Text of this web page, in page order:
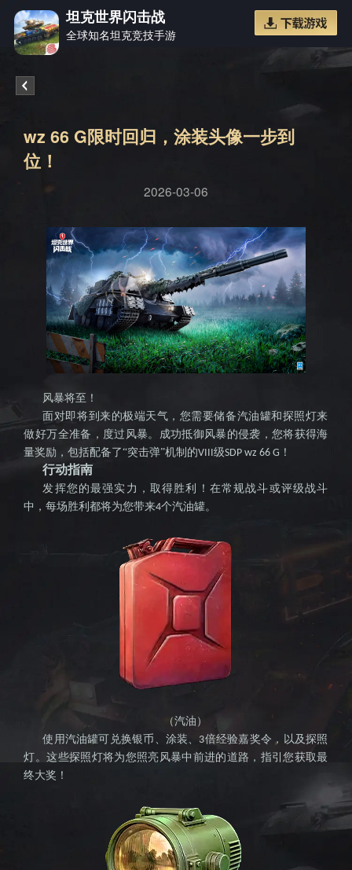
坦克世界闪击战
全球知名坦克竞技手游
《坦克
世界闪
击战》
国服官
网--全球
知名坦
wz 66 G限时回归，涂装头像一步到
位！
2026-03-06
风暴将至！
面对即将到来的极端天气，您需要储备汽油罐和探照灯来
做好万全准备，度过风暴。成功抵御风暴的侵袭，您将获得海
量奖励，包括配备了“突击弹”机制的VIII级SDP wz 66 G ！
行动指南
发挥您的最强实力，取得胜利！在常规战斗或评级战斗
中，每场胜利都将为您带来4个汽油罐。
（汽油）
使用汽油罐可兑换银币、涂装、 3倍经验嘉奖令，以及探照
灯。这些探照灯将为您照亮风暴中前进的道路，指引您获取最
终大奖！